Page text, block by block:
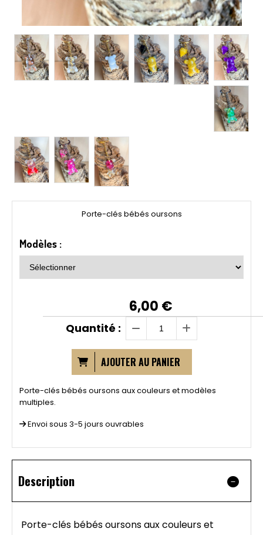
Porte-clés bébés oursons
Modèles :
6,00 €
Quantité :
AJOUTER AU PANIER
Porte-clés bébés oursons aux couleurs et modèles
multiples.
Envoi sous 3-5 jours ouvrables
Description
Porte-clés bébés oursons aux couleurs et